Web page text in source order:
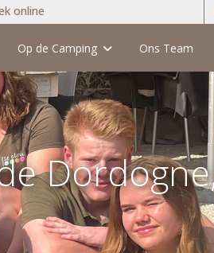
online
Op de Camping Ons Team